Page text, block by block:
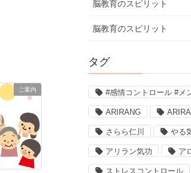
ご案内
脳教育のスピリット
脳教育のスピリット
タグ
#感情コントロール #メ
ARIRANG
さらら仁川 やる
アリラン気功 ア
ストレスコントロール